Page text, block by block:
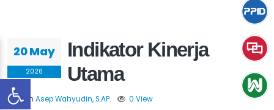
20 May
2026
Indikator Kinerja
Utama
Oleh Asep Wahyudin, S.AP. 0 View